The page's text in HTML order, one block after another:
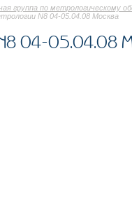
группа по метрологическому
N8 04-05.04.08 Москва
04-05.04.08